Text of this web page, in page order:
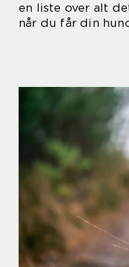
en liste over alt
når du får din